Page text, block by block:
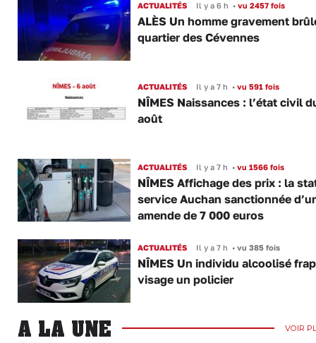
ACTUALITÉS Il y a 6 h •vu 2457 fois
ALÈS Un homme gravement
quartier des Cévennes
ACTUALITÉS Il y a 7 h •vu 591 fois
NÎMES Naissances : l’état civil
août
ACTUALITÉS Il y a 7 h •vu 1566 fois
NÎMES Affichage des prix : la
service Auchan sanctionnée
amende de 7 000 euros
ACTUALITÉS Il y a 7 h •vu 385 fois
NÎMES Un individu alcoolisé
visage un policier
A LA UNE VOIR